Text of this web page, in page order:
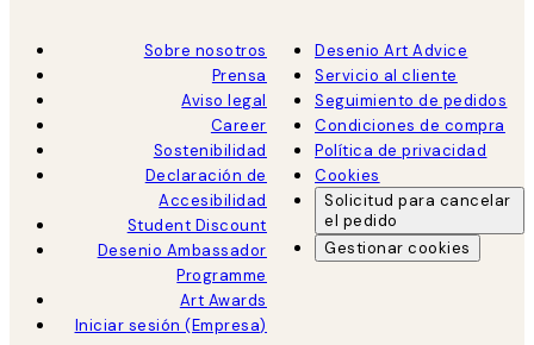
Sobre nosotros
Prensa
Aviso legal
Career
Sostenibilidad
Declaración de
Accesibilidad
Student Discount
Desenio Ambassador
Programme
Art Awards
Iniciar sesión (Empresa)
Desenio Art Advice
Servicio al cliente
Seguimiento de pedidos
Condiciones de compra
Política de privacidad
Cookies
Solicitud para cancelar
el pedido
Gestionar cookies